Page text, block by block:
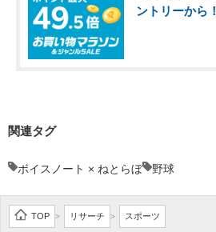
ントリーから！
関連タグ
ボイスノート × ねとらぼ 野球
TOP > リサーチ > スポーツ